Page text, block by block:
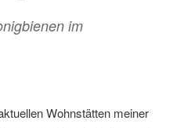
im
Wohnstätten meiner